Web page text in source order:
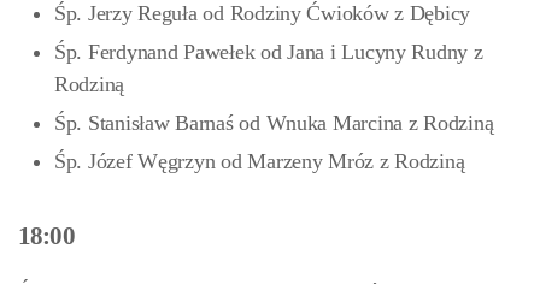
Śp. Jerzy Reguła od Rodziny Ćwioków z Dębicy
Śp. Ferdynand Pawełek od Jana i Lucyny Rudny z
Rodziną
Śp. Stanisław Barnaś od Wnuka Marcina z Rodziną
Śp. Józef Węgrzyn od Marzeny Mróz z Rodziną
18:00